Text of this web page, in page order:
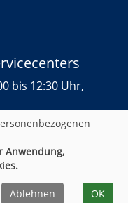
bis 12:30 Uhr,
Widerruf
Anwendung,
Ablehnen OK